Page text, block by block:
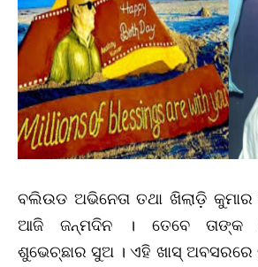
ବଲିଉଡ ଅଭିନେତା ତଥା ଖିଲାଡ଼ି
ଆଜି ଜନ୍ମଦିନ । ତେବେ ତାଙ୍କ
ଶୁଭେଚ୍ଛାର ସୁଅ । ଏହି ଖାସ୍ ଅବସରରେ